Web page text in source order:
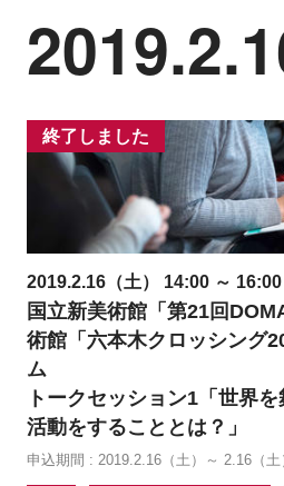
終了しました
2019.2.16（土） 14:00 ～ 16:00
国立新美術館「第21回
術館「六本木クロッシング
ム
トークセッション1「世界
活動をすることとは？」
申込期間 : 2019.2.16（土）～ 2.16（土